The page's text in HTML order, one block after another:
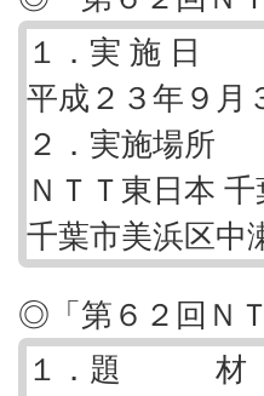
１． 実施日
平成２３年９月
２．実施場所
ＮＴＴ東日本
千葉市美浜区中
◎「第６２回Ｎ
１．題 材